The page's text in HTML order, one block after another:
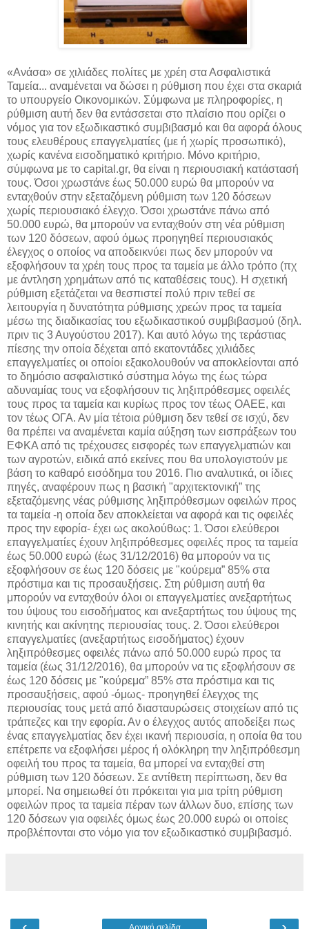
«Ανάσα» σε χιλιάδες πολίτες με χρέη στα Ασφαλιστικά
Ταμεία... αναμένεται να δώσει η ρύθμιση που έχει στα σκαριά
το υπουργείο Οικονομικών. Σύμφωνα με πληροφορίες, η
ρύθμιση αυτή δεν θα εντάσσεται στο πλαίσιο που ορίζει ο
νόμος για τον εξωδικαστικό συμβιβασμό και θα αφορά όλους
τους ελευθέρους επαγγελματίες (με ή χωρίς προσωπικό),
χωρίς κανένα εισοδηματικό κριτήριο. Μόνο κριτήριο,
σύμφωνα με το capital.gr, θα είναι η περιουσιακή κατάστασή
τους. Όσοι χρωστάνε έως 50.000 ευρώ θα μπορούν να
ενταχθούν στην εξεταζόμενη ρύθμιση των 120 δόσεων
χωρίς περιουσιακό έλεγχο. Όσοι χρωστάνε πάνω από
50.000 ευρώ, θα μπορούν να ενταχθούν στη νέα ρύθμιση
των 120 δόσεων, αφού όμως προηγηθεί περιουσιακός
έλεγχος ο οποίος να αποδεικνύει πως δεν μπορούν να
εξοφλήσουν τα χρέη τους προς τα ταμεία με άλλο τρόπο (πχ
με άντληση χρημάτων από τις καταθέσεις τους). Η σχετική
ρύθμιση εξετάζεται να θεσπιστεί πολύ πριν τεθεί σε
λειτουργία η δυνατότητα ρύθμισης χρεών προς τα ταμεία
μέσω της διαδικασίας του εξωδικαστικού συμβιβασμού (δηλ.
πριν τις 3 Αυγούστου 2017). Και αυτό λόγω της τεράστιας
πίεσης την οποία δέχεται από εκατοντάδες χιλιάδες
επαγγελματίες οι οποίοι εξακολουθούν να αποκλείονται από
το δημόσιο ασφαλιστικό σύστημα λόγω της έως τώρα
αδυναμίας τους να εξοφλήσουν τις ληξιπρόθεσμες οφειλές
τους προς τα ταμεία και κυρίως προς τον τέως ΟΑΕΕ, και
τον τέως ΟΓΑ. Αν μία τέτοια ρύθμιση δεν τεθεί σε ισχύ, δεν
θα πρέπει να αναμένεται καμία αύξηση των εισπράξεων του
ΕΦΚΑ από τις τρέχουσες εισφορές των επαγγελματιών και
των αγροτών, ειδικά από εκείνες που θα υπολογιστούν με
βάση το καθαρό εισόδημα του 2016. Πιο αναλυτικά, οι ίδιες
πηγές, αναφέρουν πως η βασική "αρχιτεκτονική” της
εξεταζόμενης νέας ρύθμισης ληξιπρόθεσμων οφειλών προς
τα ταμεία -η οποία δεν αποκλείεται να αφορά και τις οφειλές
προς την εφορία- έχει ως ακολούθως: 1. Όσοι ελεύθεροι
επαγγελματίες έχουν ληξιπρόθεσμες οφειλές προς τα ταμεία
έως 50.000 ευρώ (έως 31/12/2016) θα μπορούν να τις
εξοφλήσουν σε έως 120 δόσεις με "κούρεμα” 85% στα
πρόστιμα και τις προσαυξήσεις. Στη ρύθμιση αυτή θα
μπορούν να ενταχθούν όλοι οι επαγγελματίες ανεξαρτήτως
του ύψους του εισοδήματος και ανεξαρτήτως του ύψους της
κινητής και ακίνητης περιουσίας τους. 2. Όσοι ελεύθεροι
επαγγελματίες (ανεξαρτήτως εισοδήματος) έχουν
ληξιπρόθεσμες οφειλές πάνω από 50.000 ευρώ προς τα
ταμεία (έως 31/12/2016), θα μπορούν να τις εξοφλήσουν σε
έως 120 δόσεις με "κούρεμα” 85% στα πρόστιμα και τις
προσαυξήσεις, αφού -όμως- προηγηθεί έλεγχος της
περιουσίας τους μετά από διασταυρώσεις στοιχείων από τις
τράπεζες και την εφορία. Αν ο έλεγχος αυτός αποδείξει πως
ένας επαγγελματίας δεν έχει ικανή περιουσία, η οποία θα του
επέτρεπε να εξοφλήσει μέρος ή ολόκληρη την ληξιπρόθεσμη
οφειλή του προς τα ταμεία, θα μπορεί να ενταχθεί στη
ρύθμιση των 120 δόσεων. Σε αντίθετη περίπτωση, δεν θα
μπορεί. Να σημειωθεί ότι πρόκειται για μια τρίτη ρύθμιση
οφειλών προς τα ταμεία πέραν των άλλων δυο, επίσης των
120 δόσεων για οφειλές όμως έως 20.000 ευρώ οι οποίες
προβλέπονται στο νόμο για τον εξωδικαστικό συμβιβασμό.